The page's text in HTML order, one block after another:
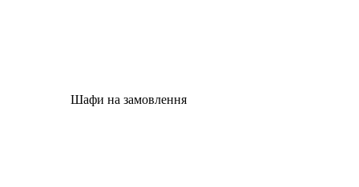
Шафи на замовлення